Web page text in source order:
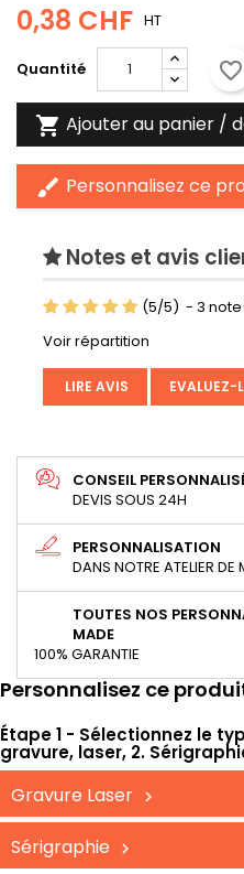
0,38 CHF HT
Quantité favorite_border
 Ajouter au panier /
brush Personnalisez ce
Notes et avis
(5/5) - 3
Voir répartition
LIRE AVIS EVALUEZ-
CONSEIL
DEVIS SOUS 24H
PERSONNALISATION
DANS NOTRE ATELIER DE
TOUTES NOS
MADE
100% GARANTIE
Personnalisez ce
Étape 1 - Sélectionnez le
gravure, laser, 2.
Gravure Laser
Sérigraphie